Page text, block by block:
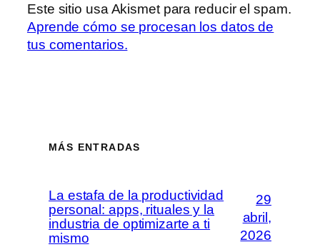
Este sitio usa Akismet para reducir el spam.
Aprende cómo se procesan los datos de
tus comentarios.
MÁS ENTRADAS
La estafa de la productividad
personal: apps, rituales y la
industria de optimizarte a ti
mismo
29
abril,
2026